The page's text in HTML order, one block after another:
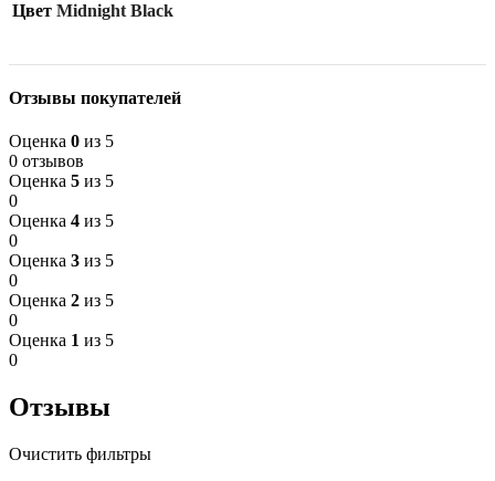
Цвет Midnight Black
Отзывы покупателей
Оценка 0 из 5
0 отзывов
Оценка 5 из 5
0
Оценка 4 из 5
0
Оценка 3 из 5
0
Оценка 2 из 5
0
Оценка 1 из 5
0
Отзывы
Очистить фильтры